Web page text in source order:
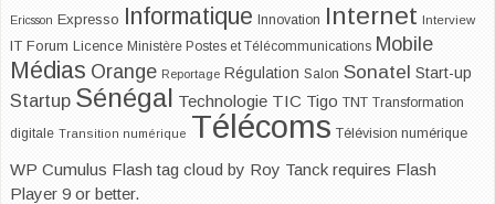
Ericsson Expresso Informatique Innovation Internet Interview
IT Forum Licence Ministère Postes et Télécommunications Mobile
Médias Orange Reportage Régulation Salon Sonatel Start-up
Startup Sénégal Technologie TIC Tigo TNT Transformation
digitale Transition numérique Télécoms Télévision numérique
WP Cumulus Flash tag cloud by Roy Tanck requires Flash
Player 9 or better.